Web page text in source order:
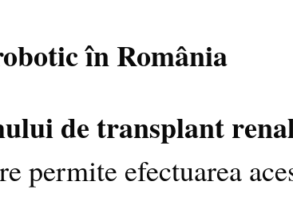
în România
de transplant
permite efectuarea